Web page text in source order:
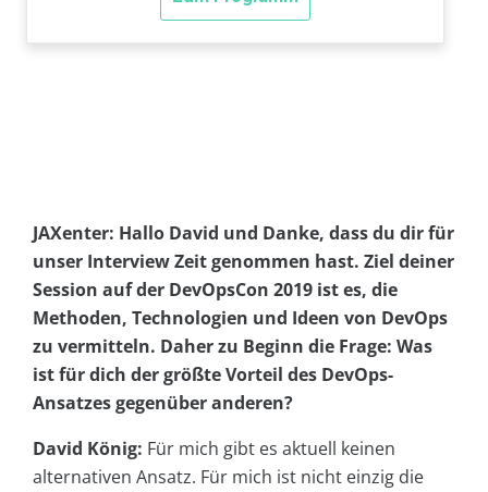
JAXenter: Hallo David und Danke, dass du dir für
unser Interview Zeit genommen hast. Ziel deiner
Session auf der DevOpsCon 2019 ist es, die
Methoden, Technologien und Ideen von DevOps
zu vermitteln. Daher zu Beginn die Frage: Was
ist für dich der größte Vorteil des DevOps-
Ansatzes gegenüber anderen?
David König: Für mich gibt es aktuell keinen
alternativen Ansatz. Für mich ist nicht einzig die